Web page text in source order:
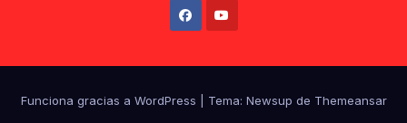
Funciona gracias a WordPress Tema: Newsup de Themeansar